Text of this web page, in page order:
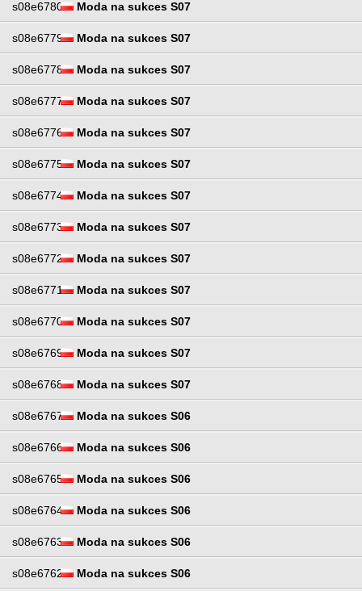
s08e6780 Moda na sukces S07
s08e6779 Moda na sukces S07
s08e6778 Moda na sukces S07
s08e6777 Moda na sukces S07
s08e6776 Moda na sukces S07
s08e6775 Moda na sukces S07
s08e6774 Moda na sukces S07
s08e6773 Moda na sukces S07
s08e6772 Moda na sukces S07
s08e6771 Moda na sukces S07
s08e6770 Moda na sukces S07
s08e6769 Moda na sukces S07
s08e6768 Moda na sukces S07
s08e6767 Moda na sukces S06
s08e6766 Moda na sukces S06
s08e6765 Moda na sukces S06
s08e6764 Moda na sukces S06
s08e6763 Moda na sukces S06
s08e6762 Moda na sukces S06